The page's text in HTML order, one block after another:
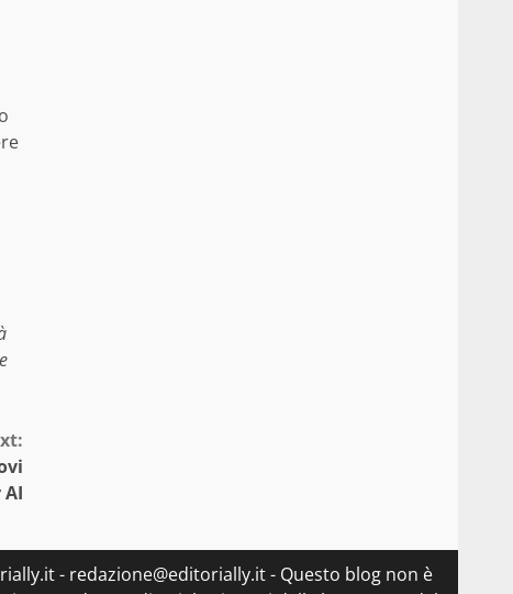
- redazione@editorially.it - Questo blog non è